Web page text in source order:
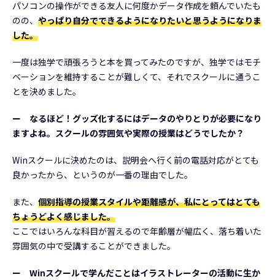
パソコンの操作ができる友人に何度かデータ作成を頼んでいたも
のの、 やっぱり自分でできるようになりたいと思うようになりま
した。
一度は独学で頑張ろうと本を買ってみたのですが、独学ではモチ
ベーションを維持することが難しくて、それでスクールに通うこ
とを決めました。
ー なるほど！グッズ化するにはデータのやりとりが必要になり
ますよね。スクールの雰囲気や実際の授業はどうでしたか？
Winスクールに決めたのは、説明会へ行く前の電話対応がとても
良かったから、というのが一番の理由でした。
また、 個別指導の授業スタイルや距離感が、私にとってはとても
ちょうどよく感じました。
ここではいろんな科目が習えるので年齢層が幅広く、落ち着いた
雰囲気の中で受講することができました。
ー Winスクールで学んだことはイラストレーターの活動に生か